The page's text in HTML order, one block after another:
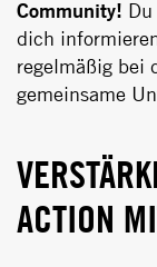
Community!
dich
regelmäßig bei
gemeinsame
ACTION